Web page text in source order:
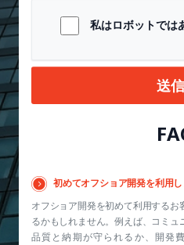
私はロボットでは
送信
初めてオフショア開発を利用
オフショア開発を初めて利用する
るかもしれません。例えば、コミュ
品質と納期が守られるか、開発